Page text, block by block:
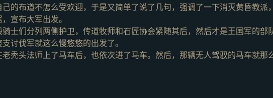
的布道不怎么受欢迎，于是又简单了说了几句，强调了一下消灭黄昏教派
宣布大军出发。
士们分列两侧护卫，传道牧师和石匠协会紧随其后，然后才是王国军的部
讨伐军就这么慢悠悠的出发了。
秃头法师上了马车后，也依次进了马车。然后，那辆无人驾驭的马车就那